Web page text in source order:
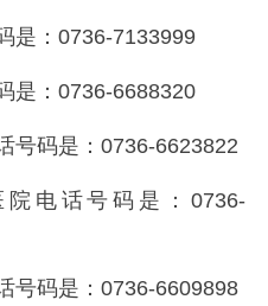
是： 0736-7133999
是： 0736-6688320
号码是： 0736-6623822
电话号码是： 0736-
号码是： 0736-6609898